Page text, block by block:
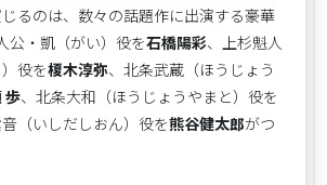
るのは、数々の話題作に出演する豪華
公・凱（がい）役を石橋陽彩、上杉魁人
役を榎木淳弥、北条武蔵（ほうじょう
歩、北条大和（ほうじょうやまと）役を
（いしだしおん）役を熊谷健太郎がつ